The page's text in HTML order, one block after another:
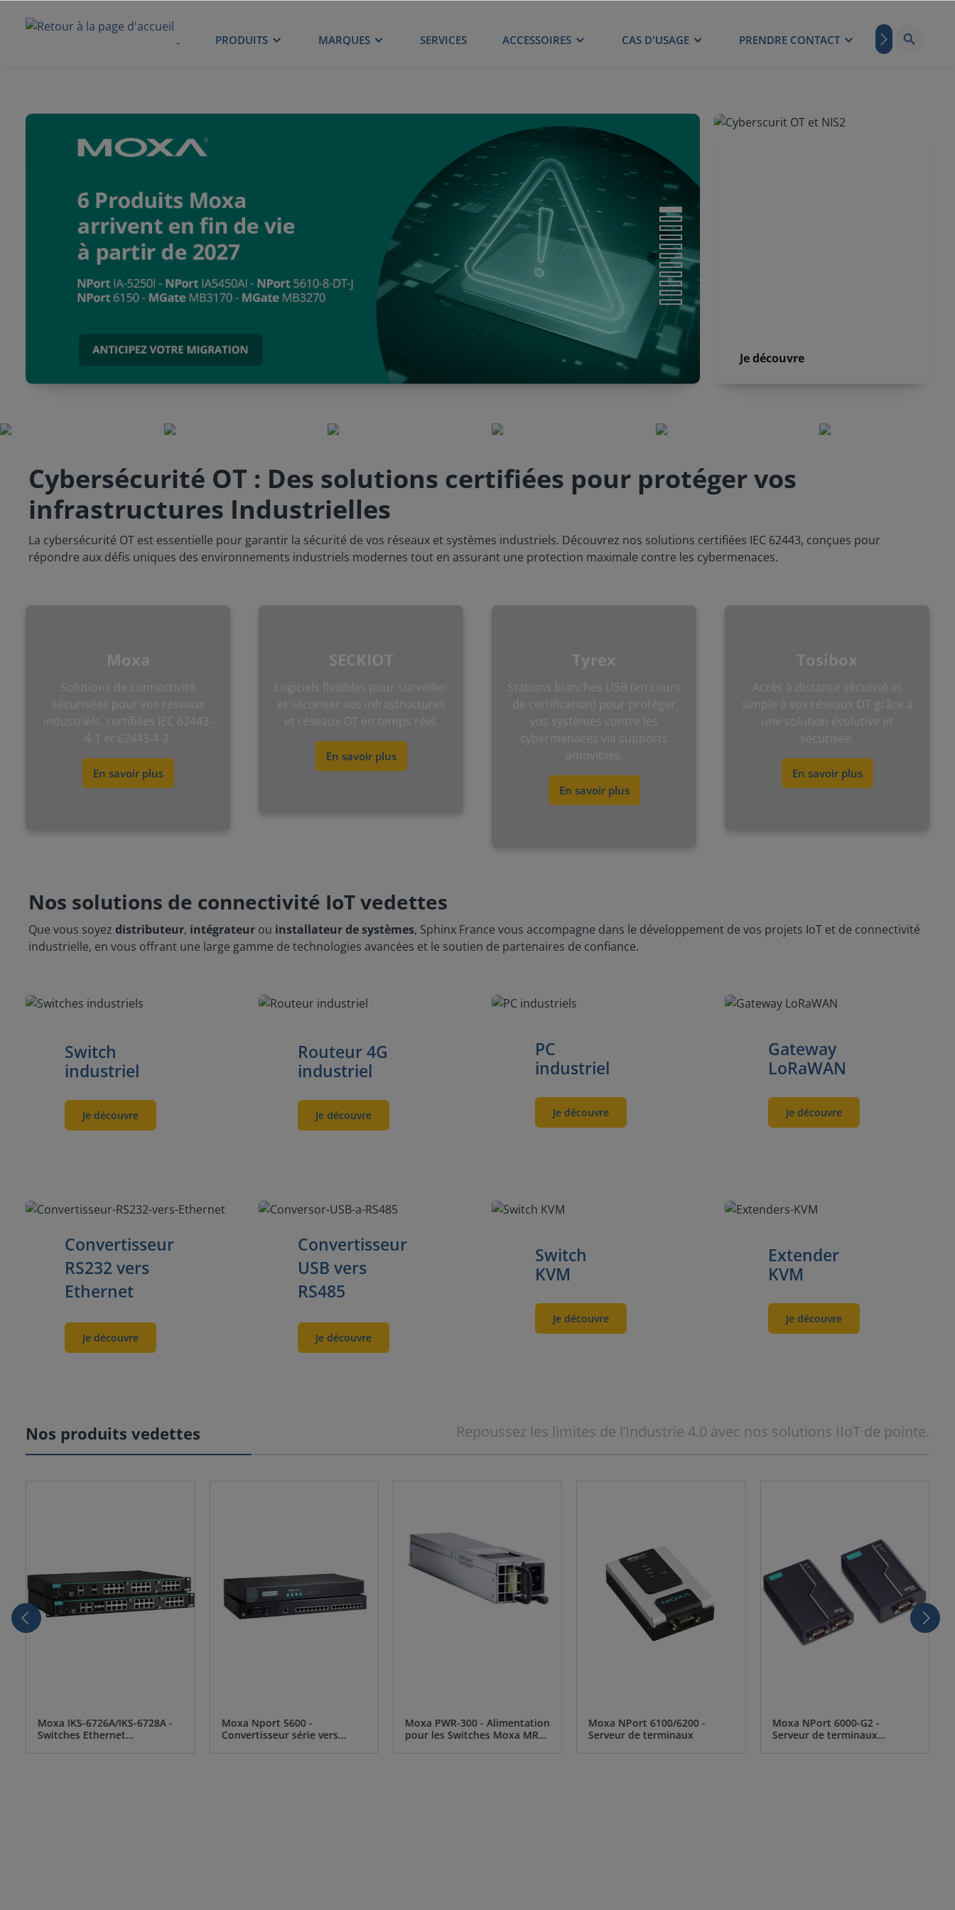
ACCUEIL PRODUITS MARQUES SERVICES ACCESSOIRES CAS D'USAGE PRENDRE CONTACT BLOG
Je découvre
Cybersécurité OT : Des solutions certifiées pour protéger vos
infrastructures Industrielles
La cybersécurité OT est essentielle pour garantir la sécurité de vos réseaux et systèmes industriels. Découvrez nos solutions certifiées IEC 62443, conçues pour
répondre aux défis uniques des environnements industriels modernes tout en assurant une protection maximale contre les cybermenaces.
Moxa
Solutions de connectivité
sécurisées pour vos réseaux
industriels, certifiées IEC 62443-
4-1 et 62443-4-2.
En savoir plus
SECKIOT
Logiciels flexibles pour surveiller
et sécuriser vos infrastructures
et réseaux OT en temps réel.
En savoir plus
Tyrex
Stations blanches USB (en cours
de certification) pour protéger
vos systèmes contre les
cybermenaces via supports
amovibles.
En savoir plus
Tosibox
Accès à distance sécurisé et
simple à vos réseaux OT grâce à
une solution évolutive et
sécurisée.
En savoir plus
Nos solutions de connectivité IoT vedettes
Que vous soyez distributeur, intégrateur ou installateur de systèmes, Sphinx France vous accompagne dans le développement de vos projets IoT et de connectivité
industrielle, en vous offrant une large gamme de technologies avancées et le soutien de partenaires de confiance.
Switch
industriel
Je découvre
Routeur 4G
industriel
Je découvre
PC
industriel
Je découvre
Gateway
LoRaWAN
Je découvre
Convertisseur
RS232 vers
Ethernet
Je découvre
Convertisseur
USB vers
RS485
Je découvre
Switch
KVM
Je découvre
Extender
KVM
Je découvre
Nos produits vedettes Repoussez les limites de l’Industrie 4.0 avec nos solutions IIoT de pointe.
Moxa IKS-6726A/IKS-6728A -
Switches Ethernet
Moxa Nport 5600 -
Convertisseur série vers
Moxa PWR-300 - Alimentation
pour les Switches Moxa MRX-
Moxa NPort 6100/6200 -
Serveur de terminaux
Moxa NPort 6000-G2 -
Serveur de terminaux